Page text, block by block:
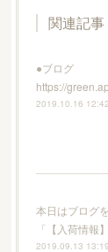
関連記事
●ブログ
https://
2019.10.16 12:42
本日はブログ
「【入荷情報
2019.09.13 13:19